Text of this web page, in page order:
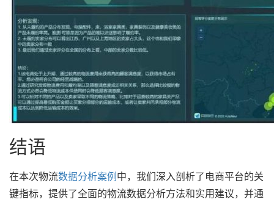
结语
在本次物流数据分析案例中，我们深入剖析了电商平台的关
键指标，提供了全面的物流数据分析方法和实用建议，并通